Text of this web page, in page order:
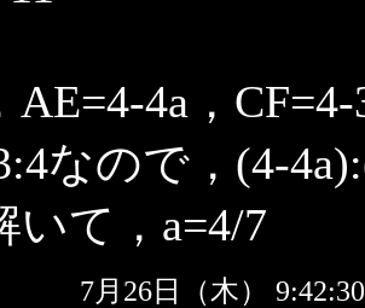
4a，CF=4-
なので，(4-
いて，a=4/7
7月26日（木）